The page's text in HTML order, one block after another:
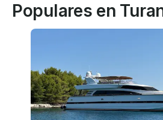
Populares en